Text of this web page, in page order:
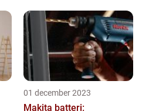
01 december 2023
Makita batteri: